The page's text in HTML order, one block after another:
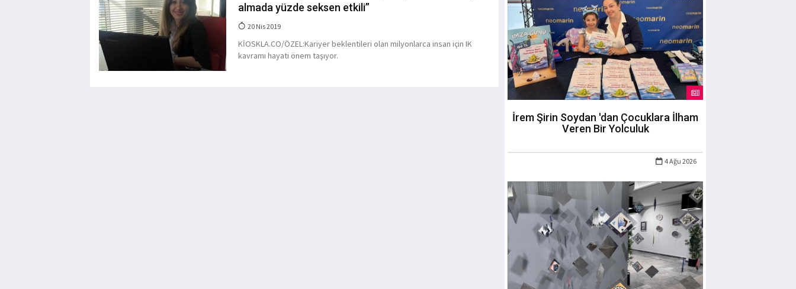
almada yüzde seksen etkili”
20 Nis 2019
KİOSKLA.CO/ÖZEL:Kariyer beklentileri olan milyonlarca insan için IK
kavramı hayati önem taşıyor.
İrem Şirin Soydan 'dan Çocuklara İlham
Veren Bir Yolculuk
4 Ağu 2026